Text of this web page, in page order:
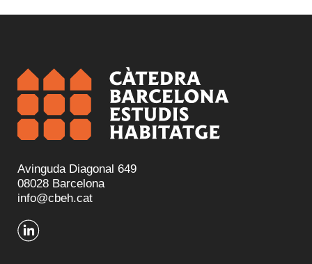
Avinguda Diagonal 649
08028 Barcelona
info@cbeh.cat